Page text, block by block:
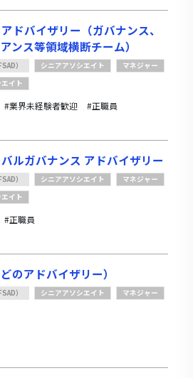
ドバイザリー（ガバナンス、
ンス等領域横断チーム）
） シニアアソシエイト
マネジャー
イト
#業界未経験者歓迎
#正職員
ルガバナンス アドバイザリー
） シニアアソシエイト
マネジャー
イト
#正職員
のアドバイザリー）
） シニアアソシエイト
マネジャー